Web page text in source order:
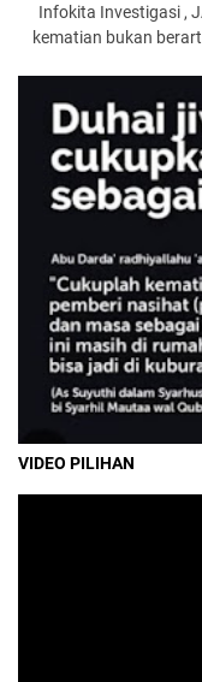
Infokita Investigasi ,
kematian bukan
VIDEO PILIHAN